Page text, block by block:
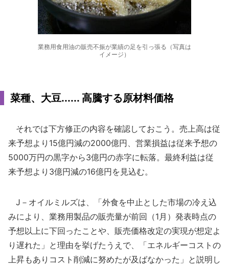
業務用食用油の販売不振が業績の足を引っ張る（写真は
イメージ）
菜種、大豆...... 高騰する原材料価格
それでは下方修正の内容を確認しておこう。売上高は従
来予想より15億円減の2000億円、営業損益は従来予想の
5000万円の黒字から3億円の赤字に転落。最終利益は従
来予想より3億円減の16億円を見込む。
J－オイルミルズは、「外食を中止とした市場の冷え込
みにより、業務用製品の販売量が前回（1月）発表時点の
予想以上に下回ったことや、販売価格改定の実現が想定よ
り遅れた」と理由を挙げたうえで、「エネルギーコストの
上昇もありコスト削減に努めたが及ばなかった」と説明し